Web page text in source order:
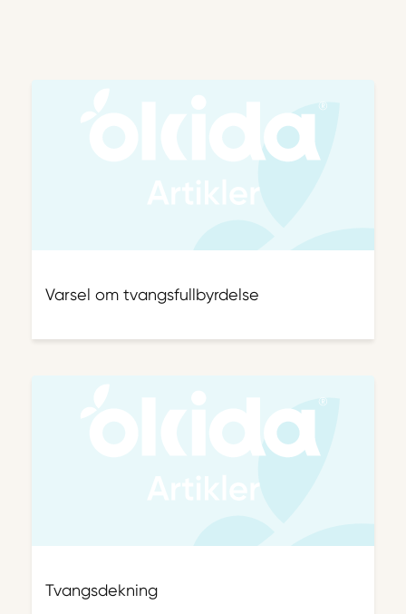
Varsel om tvangsfullbyrdelse
Tvangsdekning